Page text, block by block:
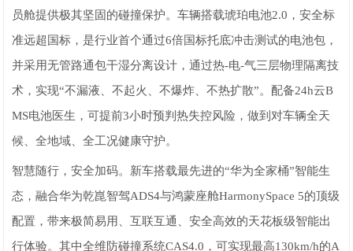
员舱提供极其坚固的碰撞保护。车辆搭载琥珀电池2.0，安全标
准远超国标，是行业首个通过6倍国标托底冲击测试的电池包，
并采用无管路通包干湿分离设计，通过热-电-气三层物理隔离技
术，实现“不漏液、不起火、不爆炸、不热扩散”。配备24h云B
MS电池医生，可提前3小时预判热失控风险，做到对车辆全天
候、全地域、全工况健康守护。
智慧随行，安全加码。新车搭载最先进的“华为全家桶”智能生
态，融合华为乾崑智驾ADS4与鸿蒙座舱HarmonySpace 5的顶级
配置，带来极简易用、互联互通、安全高效的天花板级智能出
行体验。其中全维防碰撞系统CAS4.0，可实现最高130km/h的A